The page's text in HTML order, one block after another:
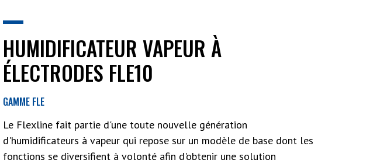
HUMIDIFICATEUR VAPEUR À
ÉLECTRODES FLE10
GAMME FLE
Le Flexline fait partie d'une toute nouvelle génération
d'humidificateurs à vapeur qui repose sur un modèle de base dont les
fonctions se diversifient à volonté afin d'obtenir une solution